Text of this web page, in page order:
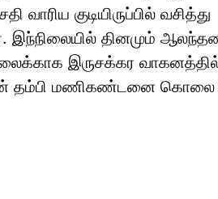
குடியிருப்பில் வசித்து
இந்நிலையில் தினமும்
இருசக்கர
தம்பி மணிகண்டனை கொலை